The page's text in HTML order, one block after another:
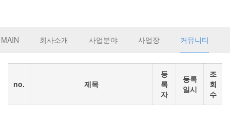
MAIN
회사소개 사업분야 사업장 커뮤니티
no. 제목
등
록
자
등록
일시
조
회
수